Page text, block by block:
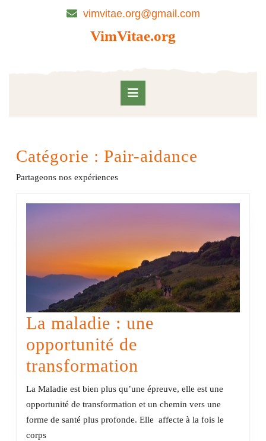
vimvitae.org@gmail.com
VimVitae.org
Catégorie : Pair-aidance
Partageons nos expériences
La maladie : une
opportunité de
transformation
maladie
:
une
La Maladie est bien plus qu’une épreuve, elle est une
opportunité de transformation et un chemin vers une
forme de santé plus profonde. Elle affecte à la fois le
corps